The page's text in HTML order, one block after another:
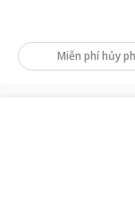
Miễn phí hủy